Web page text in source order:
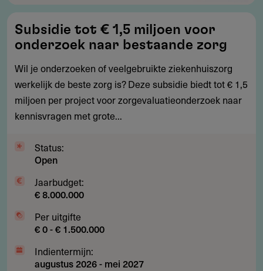
tot
€
1,5
miljoen
voor
onderzoek
bestaande
Subsidie tot € 1,5 miljoen voor
onderzoek naar bestaande zorg
Wil je onderzoeken of veelgebruikte ziekenhuiszorg
werkelijk de beste zorg is? Deze subsidie biedt tot € 1,5
miljoen per project voor zorgevaluatieonderzoek naar
kennisvragen met grote...
Status:
Open
Jaarbudget:
€ 8.000.000
Per uitgifte
€ 0 - € 1.500.000
Indientermijn:
augustus 2026- mei 2027